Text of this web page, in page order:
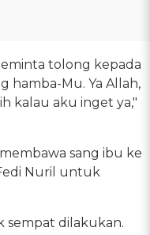
tolong kepada
hamba-Mu. Ya Allah,
kalau aku inget ya,"
sang ibu ke
Nuril untuk
sempat dilakukan.